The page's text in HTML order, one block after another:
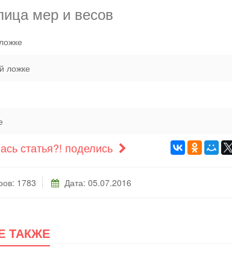
мер и весов
ложке
статья?! поделись
1783 Дата: 05.07.2016
ТАКЖЕ